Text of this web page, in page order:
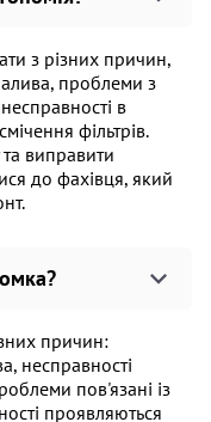
з різних причин,
проблеми з
в
фільтрів.
виправити
до фахівця, який
причин:
несправності
пов'язані із
проявляються